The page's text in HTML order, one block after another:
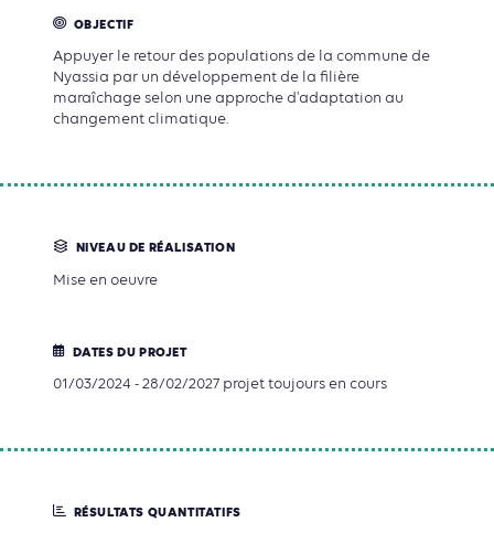
OBJECTIF
Appuyer le retour des populations de la commune de
Nyassia par un développement de la filière
maraîchage selon une approche d'adaptation au
changement climatique.
NIVEAU DE RÉALISATION
Mise en oeuvre
DATES DU PROJET
01/03/2024 - 28/02/2027 projet toujours en cours
RÉSULTATS QUANTITATIFS